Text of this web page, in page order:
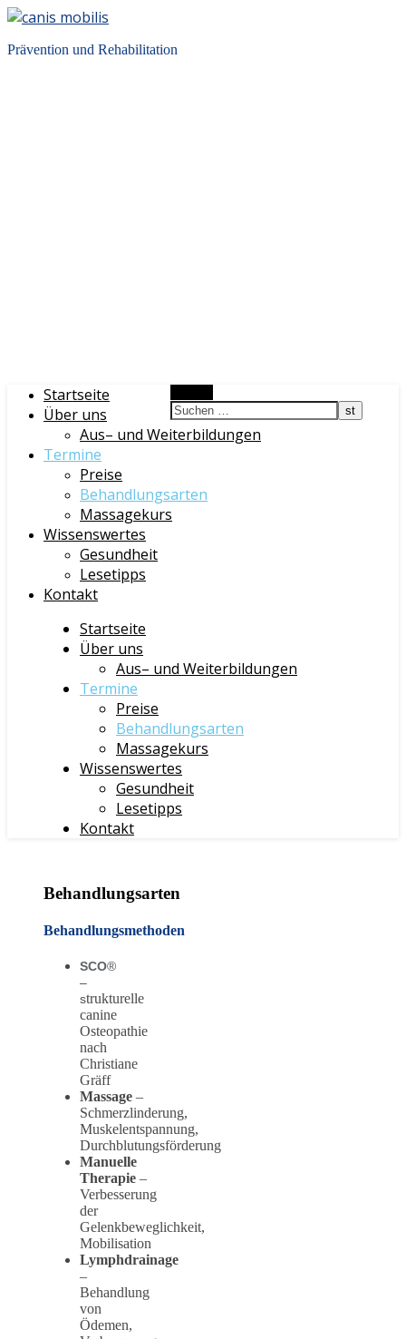
Prävention und Rehabilitation
Startseite
Über uns
Aus– und Weiterbildungen
Termine
Preise
Behandlungsarten
Massagekurs
Wissenswertes
Gesundheit
Lesetipps
Kontakt
Startseite
Über uns
Aus– und Weiterbildungen
Termine
Preise
Behandlungsarten
Massagekurs
Wissenswertes
Gesundheit
Lesetipps
Kontakt
Behandlungsarten
Behandlungsmethoden
SCO®
–
strukturelle
canine
Osteopathie
nach
Christiane
Gräff
Massage –
Schmerzlinderung,
Muskelentspannung,
Durchblutungsförderung
Manuelle
Therapie –
Verbesserung
der
Gelenkbeweglichkeit,
Mobilisation
Lymphdrainage
–
Behandlung
von
Ödemen,